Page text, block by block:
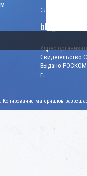
Электронный
blago-
Адрес
Свидетельство
Выдано
г.
материалов